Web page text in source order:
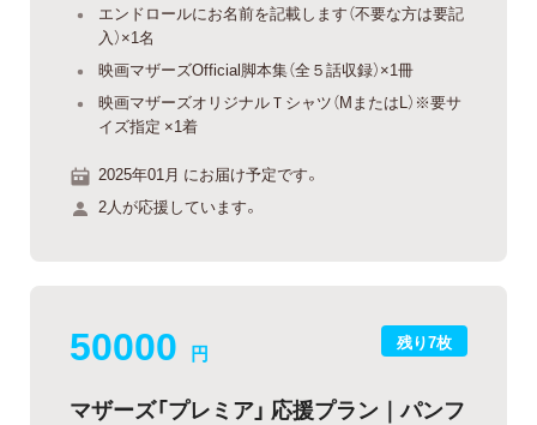
エンドロールにお名前を記載します（不要な方は要記
入）×1名
映画マザーズOfficial脚本集（全５話収録）×1冊
映画マザーズオリジナルＴシャツ（MまたはL）※要サ
イズ指定 ×1着
2025年01月 にお届け予定です。
2人が応援しています。
残り7枚
50000 円
マザーズ「プレミア」 応援プラン｜パンフ